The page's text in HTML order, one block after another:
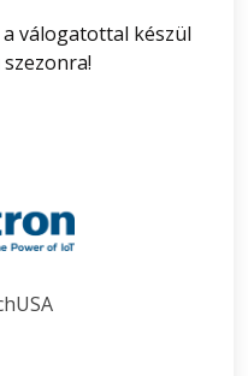
válogatottal készül